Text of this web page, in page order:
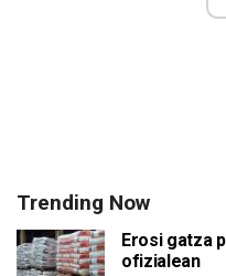
Trending Now
Erosi gatza
ofizialean